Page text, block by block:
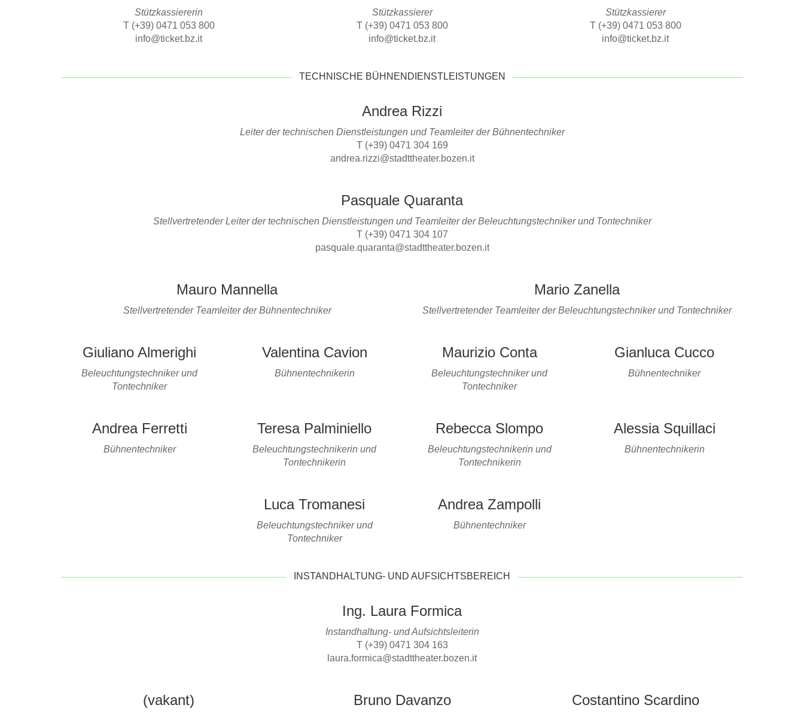
Stützkassiererin
T (+39) 0471 053 800
info@ticket.bz.it
Stützkassierer
T (+39) 0471 053 800
info@ticket.bz.it
Stützkassierer
T (+39) 0471 053 800
info@ticket.bz.it
TECHNISCHE BÜHNENDIENSTLEISTUNGEN
Andrea Rizzi
Leiter der technischen Dienstleistungen und Teamleiter der Bühnentechniker
T (+39) 0471 304 169
andrea.rizzi@stadttheater.bozen.it
Pasquale Quaranta
Stellvertretender Leiter der technischen Dienstleistungen und Teamleiter der Beleuchtungstechniker und Tontechniker
T (+39) 0471 304 107
pasquale.quaranta@stadttheater.bozen.it
Mauro Mannella
Stellvertretender Teamleiter der Bühnentechniker
Mario Zanella
Stellvertretender Teamleiter der Beleuchtungstechniker und Tontechniker
Giuliano Almerighi
Beleuchtungstechniker und
Tontechniker
Valentina Cavion
Bühnentechnikerin
Maurizio Conta
Beleuchtungstechniker und
Tontechniker
Gianluca Cucco
Bühnentechniker
Andrea Ferretti
Bühnentechniker
Teresa Palminiello
Beleuchtungstechnikerin und
Tontechnikerin
Rebecca Slompo
Beleuchtungstechnikerin und
Tontechnikerin
Alessia Squillaci
Bühnentechnikerin
Luca Tromanesi
Beleuchtungstechniker und
Tontechniker
Andrea Zampolli
Bühnentechniker
INSTANDHALTUNG- UND AUFSICHTSBEREICH
Ing. Laura Formica
Instandhaltung- und Aufsichtsleiterin
T (+39) 0471 304 163
laura.formica@stadttheater.bozen.it
(vakant) Bruno Davanzo Costantino Scardino